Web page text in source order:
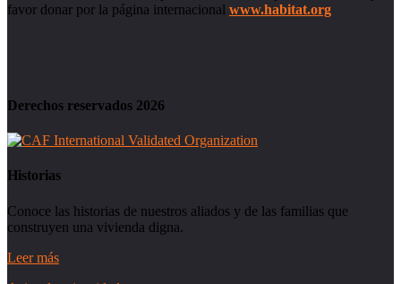
favor donar por la página internacional www.habitat.org
Derechos reservados 2026
Historias
Conoce las historias de nuestros aliados y de las familias que
construyen una vivienda digna.
Leer más